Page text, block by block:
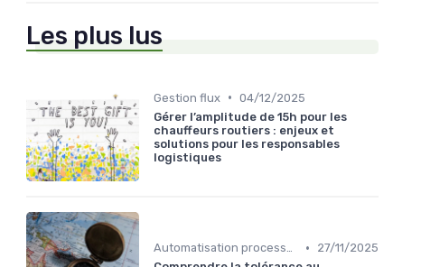
Les plus lus
Gestion flux • 04/12/2025
Gérer l’amplitude de 15h pour les
chauffeurs routiers : enjeux et
solutions pour les responsables
logistiques
Automatisation processus •
27/11/2025